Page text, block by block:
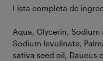
Lista completa de
Aqua, Glycerin,
Sodium levulinate,
sativa seed oil, Daucus